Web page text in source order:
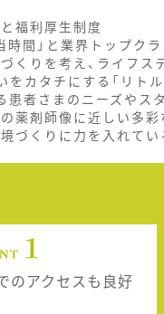
福利厚生制度
間」と業界トップク
くりを考え、ライフス
をカタチにする「リト
患者さまのニーズやス
薬剤師像に近しい多
づくりに力を入れてい
のアクセスも良好